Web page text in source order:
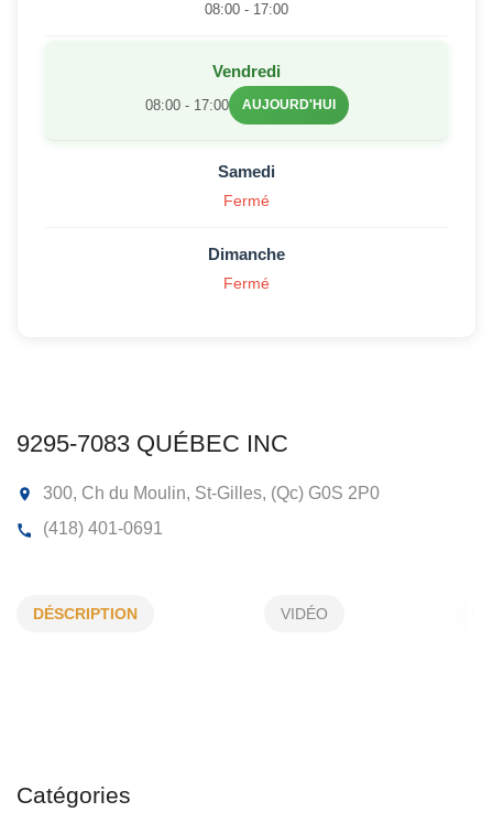
9295-7083 QUÉBEC INC
DÉSCRIPTION VIDÉO
Catégories
08:00 - 17:00
Vendredi
08:00 - 17:00 AUJOURD'HUI
Samedi
Fermé
Dimanche
Fermé